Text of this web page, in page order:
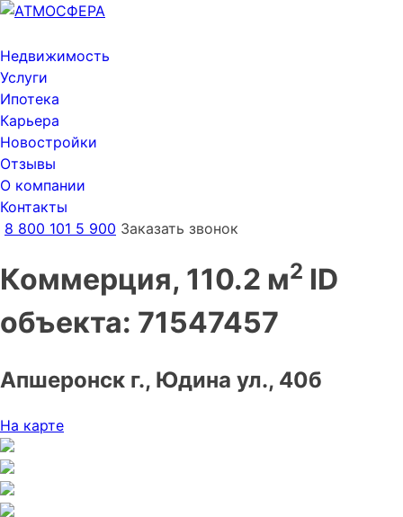
Недвижимость
Услуги
Ипотека
Карьера
Новостройки
Отзывы
О компании
Контакты
8 800 101 5 900 Заказать звонок
Коммерция, 110.2 м2 ID
объекта: 71547457
Апшеронск г., Юдина ул., 40б
На карте